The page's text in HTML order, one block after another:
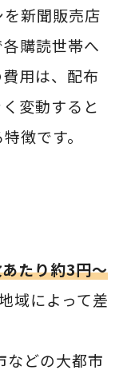
新聞販売店
購読世帯へ
用は、配布
変動すると
徴です。
たり約3円〜
域によって差
などの大都市